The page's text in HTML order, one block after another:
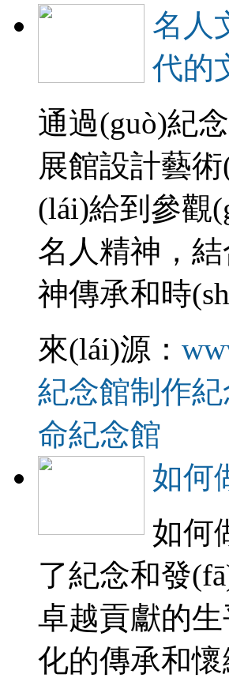
名人
代的
通過(guò)紀
展館設計藝術
(lái)給到參觀
名人精神，
神傳承和時(shí)
來(lái)源：
紀念館制作紀
命紀念館
如何
如何
了紀念和發(fā)
卓越貢獻的生
化的傳承和懷